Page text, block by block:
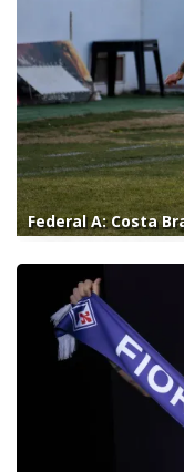
Federal A: Costa